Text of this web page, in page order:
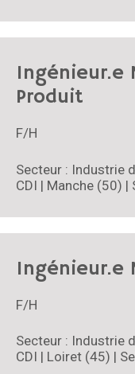
Moselle (57)
Nantes
Paris (75)
Pas-De-Calais (62)
Rennes
Sarthe (72)
Seine-Saint-Denis
Val-D'Oise (95)
Val-De-Marne (94)
Vosges (88)
Yvelines (78)
Ingénieur.e
Produit
F/H
Secteur : Industrie
CDI | Manche (50) |
Ingénieur.e
F/H
Secteur : Industrie
CDI | Loiret (45) |